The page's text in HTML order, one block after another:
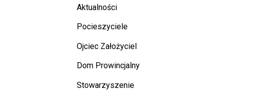
Aktualności
Pocieszyciele
Ojciec Założyciel
Dom Prowincjalny
Stowarzyszenie